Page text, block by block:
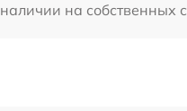
наличии на собственных